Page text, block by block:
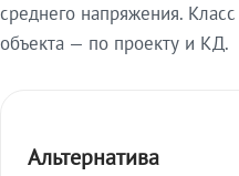
среднего напряжения.
объекта — по проекту и КД.
Альтернатива